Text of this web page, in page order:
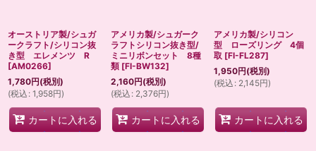
オーストリア製/シュガ
ークラフト/シリコン抜
き型 エレメンツ R
[AM0266]
1,780円(税別)
(税込 : 1,958円)
カートに入れる
アメリカ製/シュガーク
ラフトシリコン抜き型/
ミニリボンセット 8種
類 [FI-BW132]
2,160円(税別)
(税込 : 2,376円)
カートに入れる
アメリカ製/シリコン
型 ローズリング 4個
取 [FI-FL287]
1,950円(税別)
(税込 : 2,145円)
カートに入れる